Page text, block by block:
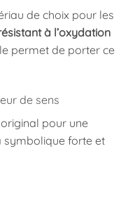
de choix pour les
à l’oxydation
permet de porter ce
de sens
pour une
symbolique forte et